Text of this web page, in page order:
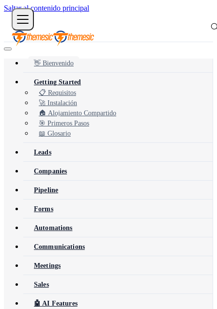
Saltar al contenido principal
👋 Bienvenido
Getting Started
📋 Requisitos
🚀 Instalación
🏠 Alojamiento Compartido
🎯 Primeros Pasos
📖 Glosario
Leads
Companies
Pipeline
Forms
Automations
Communications
Meetings
Sales
🤖 AI Features